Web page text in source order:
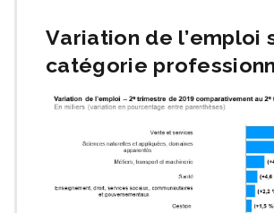
Variation de l’emploi
catégorie